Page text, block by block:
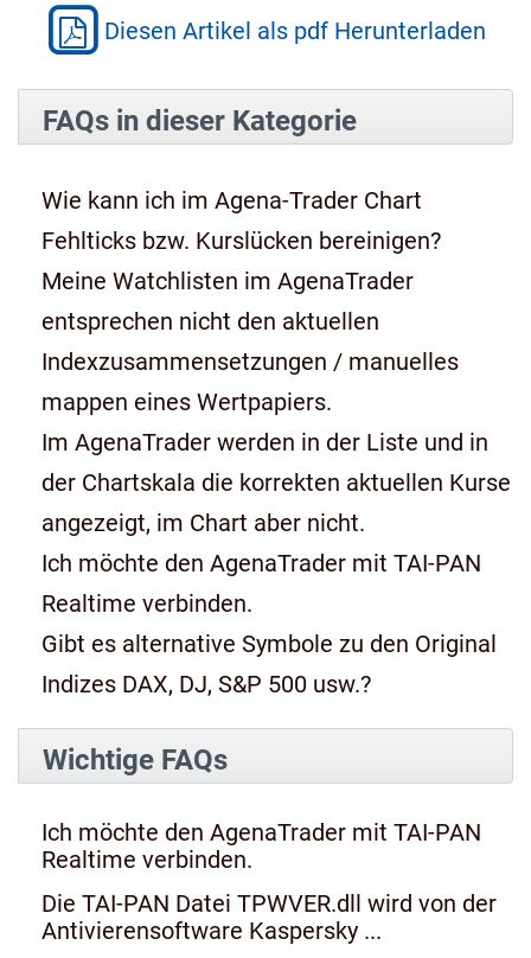
Diesen Artikel als pdf Herunterladen
FAQs in dieser Kategorie
Wie kann ich im Agena-Trader Chart
Fehlticks bzw. Kurslücken bereinigen?
Meine Watchlisten im AgenaTrader
entsprechen nicht den aktuellen
Indexzusammensetzungen / manuelles
mappen eines Wertpapiers.
Im AgenaTrader werden in der Liste und in
der Chartskala die korrekten aktuellen Kurse
angezeigt, im Chart aber nicht.
Ich möchte den AgenaTrader mit TAI-PAN
Realtime verbinden.
Gibt es alternative Symbole zu den Original
Indizes DAX, DJ, S&P 500 usw.?
Wichtige FAQs
Ich möchte den AgenaTrader mit TAI-PAN
Realtime verbinden.
Die TAI-PAN Datei TPWVER.dll wird von der
Antivierensoftware Kaspersky ...